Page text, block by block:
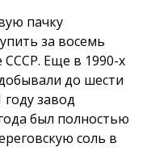
пачку
за восемь
СССР. Еще в 1990-х
до шести
году завод
был полностью
соль в